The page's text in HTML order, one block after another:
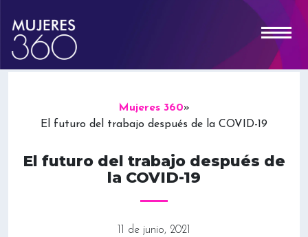
Mujeres 360»
El futuro del trabajo después de la COVID-19
El futuro del trabajo después de
la COVID-19
11 de junio, 2021